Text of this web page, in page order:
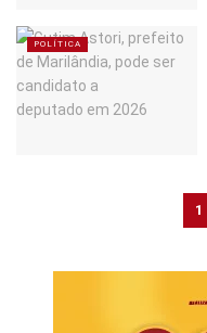
POLÍTICA
1